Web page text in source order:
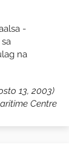
-
na
13, 2003)
Centre